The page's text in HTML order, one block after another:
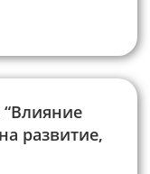
“Влияние
развитие,